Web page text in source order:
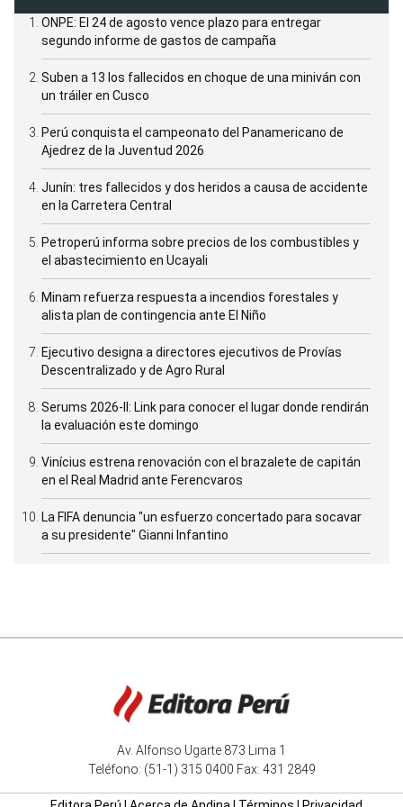
ONPE: El 24 de agosto vence plazo para entregar
segundo informe de gastos de campaña
Suben a 13 los fallecidos en choque de una miniván con
un tráiler en Cusco
Perú conquista el campeonato del Panamericano de
Ajedrez de la Juventud 2026
Junín: tres fallecidos y dos heridos a causa de accidente
en la Carretera Central
Petroperú informa sobre precios de los combustibles y
el abastecimiento en Ucayali
Minam refuerza respuesta a incendios forestales y
alista plan de contingencia ante El Niño
Ejecutivo designa a directores ejecutivos de Provías
Descentralizado y de Agro Rural
Serums 2026-II: Link para conocer el lugar donde rendirán
la evaluación este domingo
Vinícius estrena renovación con el brazalete de capitán
en el Real Madrid ante Ferencvaros
La FIFA denuncia "un esfuerzo concertado para socavar
a su presidente" Gianni Infantino
Av. Alfonso Ugarte 873 Lima 1
Teléfono: (51-1) 315 0400 Fax: 431 2849